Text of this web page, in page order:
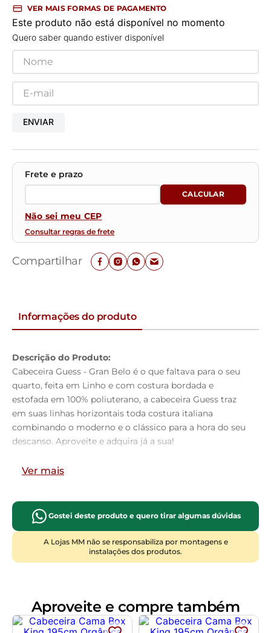
VER MAIS FORMAS DE PAGAMENTO
Este produto não está disponível no momento
Quero saber quando estiver disponível
ENVIAR
Não sei meu CEP
Consultar regras de frete
Compartilhar
Informações do produto
Descrição do Produto:
Cabeceira Guess - Gran Belo é o que faltava para o seu
quarto, feita em Linho e com costura bordada e
estofada em 100% poliuterano, a cabeceira Guess traz
em suas linhas horizontais toda costura italiana
combinando o moderno e o clássico para a hora do seu
descanso. Aproveite e adquira já a sua!
Altura:125cm
Profundidade:
Características do Produto:
Material da Estrutura:Madeira industrializada
Tamanho:
Necessita de Montagem:
montagem, recomendamos que a montagem seja
feita por um profissional
Ver mais
Gostei deste produto e quero tirar algumas dúvidas
A Lojas MM não se responsabiliza por montagens e
instalações dos produtos.
Aproveite e compre também